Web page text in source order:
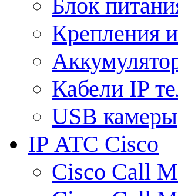
Блок
Крепления
Кабели IP
USB камеры
IP АТС Cisco
Cisco Call